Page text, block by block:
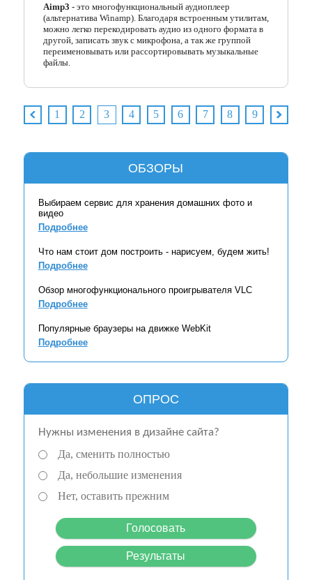
ОБЗОРЫ
Выбираем сервис для хранения домашних фото и
видео
Подробнее
Что нам стоит дом построить - нарисуем, будем жить!
Подробнее
Обзор многофункционального проигрывателя VLC
Подробнее
Популярные браузеры на движке WebKit
Подробнее
ОПРОС
Нужны изменения в дизайне сайта?
Да, сменить полностью
Да, небольшие изменения
Нет, оставить прежним
Aimp3 - это многофункциональный аудиоплеер
(альтернатива Winamp). Благодаря встроенным утилитам,
можно легко перекодировать аудио из одного формата в
другой, записать звук с микрофона, а так же группой
переименовывать или рассортировывать музыкальные
файлы.
1 2 3 4 5 6 7 8 9